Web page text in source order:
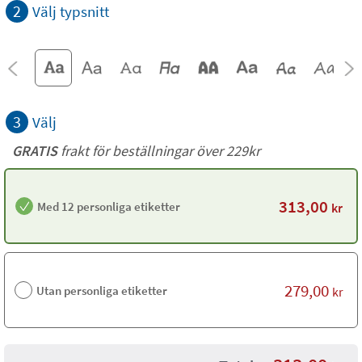
2 Välj typsnitt
3 Välj
GRATISfrakt för beställningar över 229kr
Med 12 personliga etiketter 313,00 kr
Utan personliga etiketter 279,00 kr